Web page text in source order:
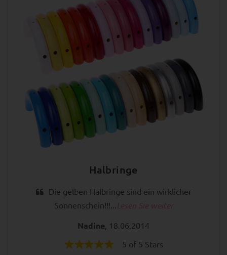
Halbringe
Die gelben Halbringe sind ein wirklicher
Sonnenschein!!!...
Nadine, 18.06.2014
5 of 5 Stars